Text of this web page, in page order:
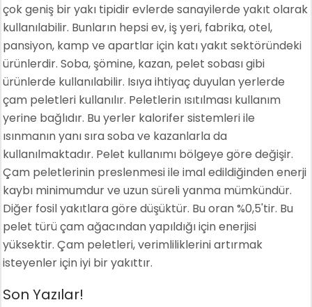
çok geniş bir yakı tipidir evlerde sanayilerde yakıt olarak
kullanılabilir. Bunların hepsi ev, iş yeri, fabrika, otel,
pansiyon, kamp ve apartlar için katı yakıt sektöründeki
ürünlerdir. Soba, şömine, kazan, pelet sobası gibi
ürünlerde kullanılabilir. Isıya ihtiyaç duyulan yerlerde
çam peletleri kullanılır. Peletlerin ısıtılması kullanım
yerine bağlıdır. Bu yerler kalorifer sistemleri ile
ısınmanın yanı sıra soba ve kazanlarla da
kullanılmaktadır. Pelet kullanımı bölgeye göre değişir.
Çam peletlerinin preslenmesi ile imal edildiğinden enerji
kaybı minimumdur ve uzun süreli yanma mümkündür.
Diğer fosil yakıtlara göre düşüktür. Bu oran %0,5'tir. Bu
pelet türü çam ağacından yapıldığı için enerjisi
yüksektir. Çam peletleri, verimliliklerini artırmak
isteyenler için iyi bir yakıttır.
Son Yazılar!